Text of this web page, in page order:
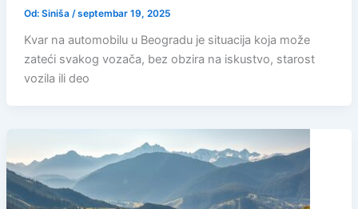
Od: Siniša /septembar 19, 2025
Kvar na automobilu u Beogradu je situacija koja može
zateći svakog vozača, bez obzira na iskustvo, starost
vozila ili deo